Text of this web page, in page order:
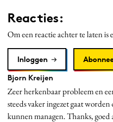
Reacties:
Om een reactie achter te laten is
Inloggen
Bjorn Kreijen
Zeer herkenbaar probleem en
steeds vaker ingezet gaat
kunnen managen. Thanks, goed